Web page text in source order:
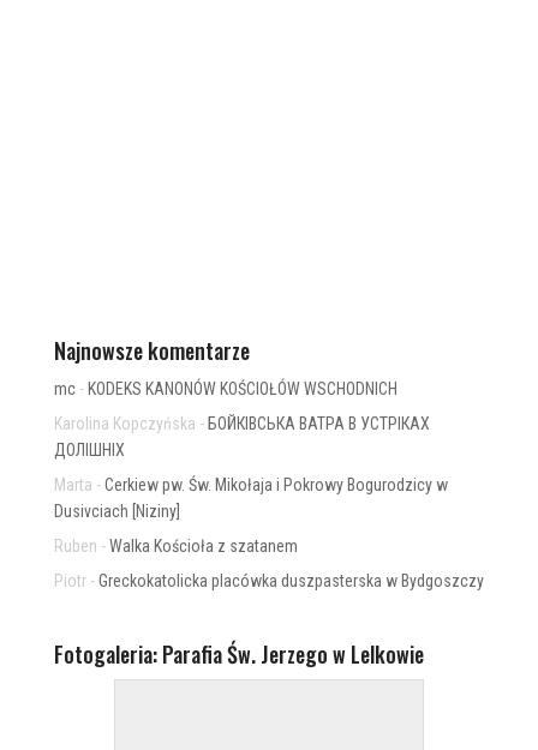
Najnowsze komentarze
mc- KODEKS KANONÓW KOŚCIOŁÓW WSCHODNICH
Karolina Kopczyńska - БОЙКІВСЬКА ВАТРА В УСТРІКАХ
ДОЛІШНІХ
Marta -Cerkiew pw. Św. Mikołaja i Pokrowy Bogurodzicy w
Dusivciach [Niziny]
Ruben -Walka Kościoła z szatanem
Piotr-Greckokatolicka placówka duszpasterska w Bydgoszczy
Fotogaleria: Parafia Św. Jerzego w Lelkowie